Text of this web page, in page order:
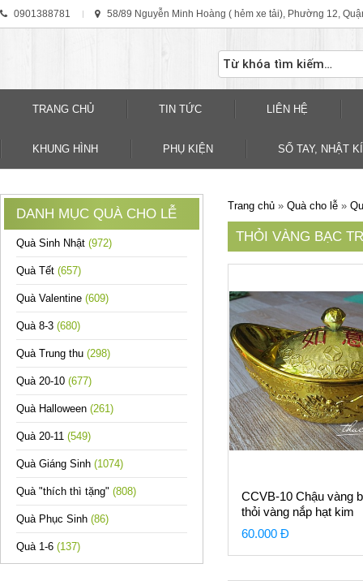
0901388781 58/89 Nguyễn Minh Hoàng ( hẻm xe tải), Phường 12,
TRANG CHỦ TIN TỨC LIÊN HỆ
KHUNG HÌNH PHỤ KIỆN SỐ TAY, NHẬT KÍ
DANH MỤC QUÀ CHO LỄ
Quà Sinh Nhật (972)
Quà Tết (657)
Quà Valentine (609)
Quà 8-3 (680)
Quà Trung thu (298)
Quà 20-10 (677)
Quà Halloween (261)
Quà 20-11 (549)
Quà Giáng Sinh (1074)
Quà "thích thì tặng" (808)
Quà Phục Sinh (86)
Quà 1-6 (137)
Trang chủ» Quà cho lễ»
THỎI VÀNG BẠC
CCVB-10 Chậu vàng
thỏi vàng nắp hạt kim
cương lớn
60.000 Đ